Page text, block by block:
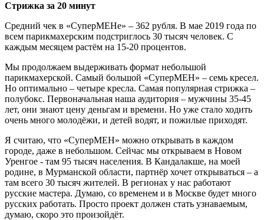
Стрижка за 20 минут
Средний чек в «СуперМЕНе» – 362 рубля. В мае 2019 года по
всем парикмахерским подстриглось 30 тысяч человек. С
каждым месяцем растём на 15-20 процентов.
Мы продолжаем выдерживать формат небольшой
парикмахерской. Самый большой «СуперМЕН» – семь кресел.
Но оптимально – четыре кресла. Самая популярная стрижка –
полубокс. Первоначальная наша аудитория – мужчины 35-45
лет, они знают цену деньгам и времени. Но уже стало ходить
очень много молодёжи, и детей водят, и пожилые приходят.
Я считаю, что «СуперМЕН» можно открывать в каждом
городе, даже в небольшом. Сейчас мы открываем в Новом
Уренгое - там 95 тысяч населения. В Кандалакше, на моей
родине, в Мурманской области, партнёр хочет открываться – а
там всего 30 тысяч жителей. В регионах у нас работают
русские мастера. Думаю, со временем и в Москве будет много
русских работать. Просто проект должен стать узнаваемым,
думаю, скоро это произойдёт.